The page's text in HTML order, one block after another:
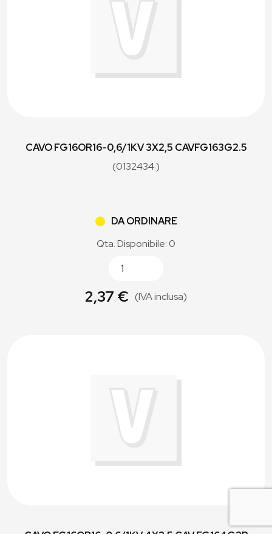
CAVO FG16OR16-0,6/1KV 3X2,5 CAVFG163G2.5
(0132434 )
DA ORDINARE
Qta. Disponibile: 0
2,37 € (IVA inclusa)